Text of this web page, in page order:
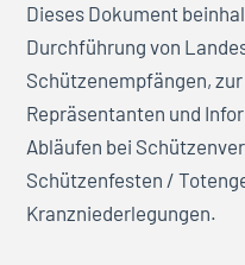
Dieses Dokument
Durchführung von
Schützenempfängen,
Repräsentanten und
Abläufen bei
Schützenfesten /
Kranzniederlegungen.